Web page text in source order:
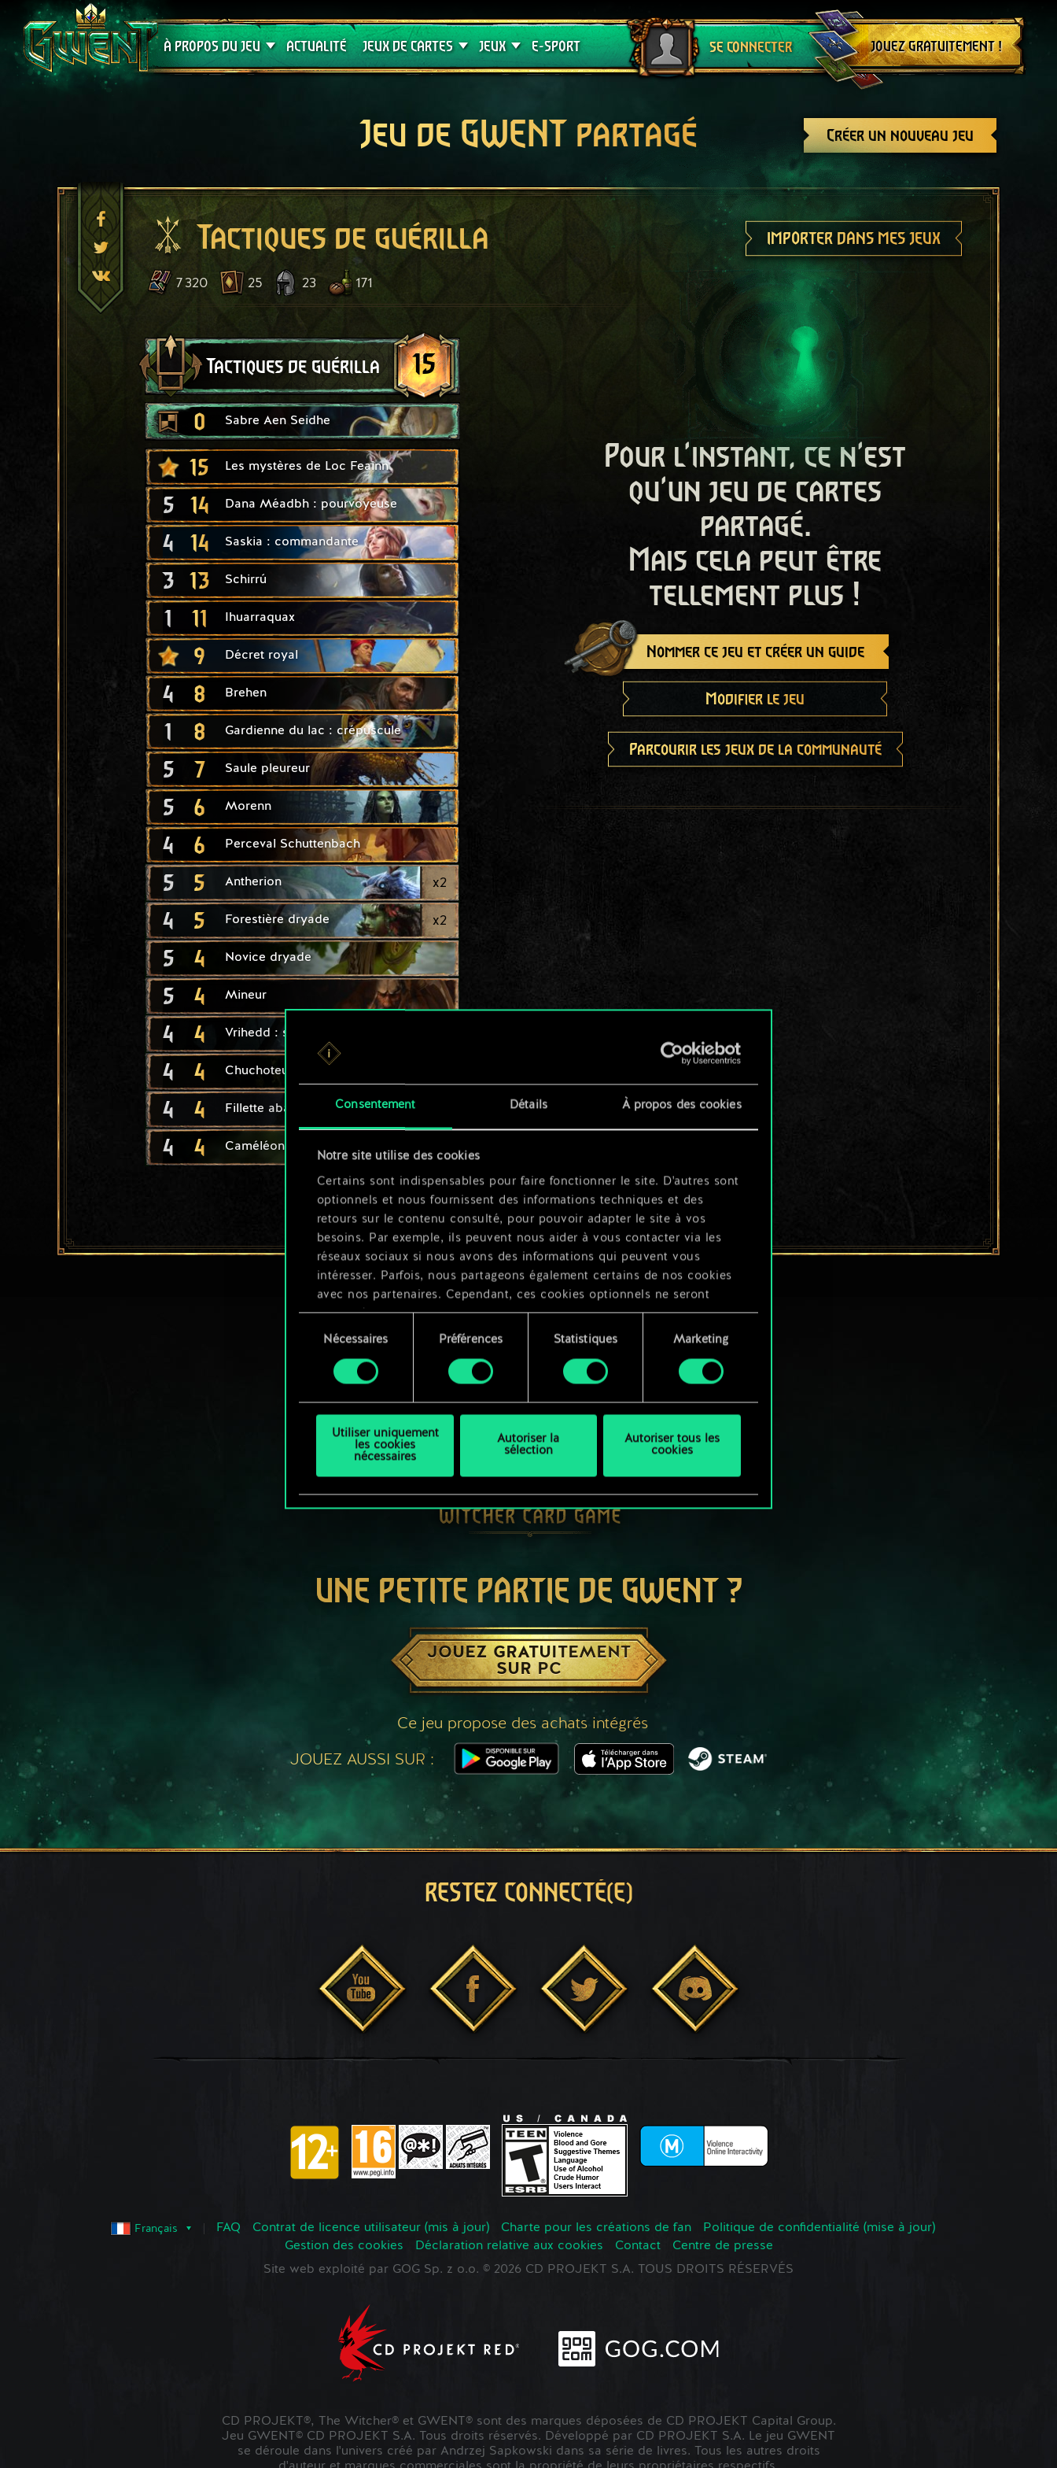
Consentement Détails À propos des cookies
Notre site utilise des cookies
Certains sont indispensables pour faire fonctionner le site. D'autres sont
optionnels et nous fournissent des informations techniques et des
retours sur le contenu consulté, pour pouvoir adapter le site à vos
besoins. Par exemple, ils peuvent nous aider à vous contacter via les
réseaux sociaux si nous avons des informations qui peuvent vous
intéresser. Parfois, nous partageons également certains de nos cookies
avec nos partenaires. Cependant, ces cookies optionnels ne seront
appliqués qu'avec votre permission.
et modifier vos préférences dans le menu "Paramètres" ci-dessous.
consentement
Nécessaires Préférences Statistiques Marketing
Utiliser uniquement
les cookies
nécessaires
Autoriser la
sélection
Autoriser tous les
cookies
À PROPOS DU JEU
Assistance
ACTUALITÉ JEUX DE CARTES
Crimson Curse
JEUX
Guides de jeux
E-SPORT SE CONNECTER
Se déconnecter
JOUEZ GRATUITEMENT !
Créer un nouveau jeu
Jeu de GWENT partagé
Tactiques de guérilla IMPORTER DANS MES JEUX
7 320 25 23 171
Tactiques de guérilla 15
0 Sabre Aen Seidhe
15 Les mystères de Loc Feainn
5 14 Dana Méadbh : pourvoyeuse
4 14 Saskia : commandante
3 13 Schirrú
1 11 Ihuarraquax
9 Décret royal
4 8 Brehen
1 8 Gardienne du lac : crépuscule
5 7 Saule pleureur
5 6 Morenn
4 6 Perceval Schuttenbach
5 5 Antherion x2
4 5 Forestière dryade x2
5 4 Novice dryade
5 4 Mineur
4 4 Vrihedd : sapeur
4 4 Chuchoteuse de la forêt
4 4 Fillette abandonnée
4 4 Caméléon
Pour l'instant, ce n'est
qu'un jeu de cartes
partagé.
Mais cela peut être
tellement plus !
Nommer ce jeu et créer un guide
Modifier le jeu
Parcourir les jeux de la communauté
UNE PETITE PARTIE DE GWENT ?
JOUEZ GRATUITEMENT
SUR PC
Ce jeu propose des achats intégrés
JOUEZ AUSSI SUR :
RESTEZ CONNECTÉ(E)
Français FAQ Contrat de licence utilisateur (mis à jour) Charte pour les créations de fan
Politique de confidentialité (mise à jour)
Gestion des cookies
Déclaration relative aux cookies Contact
Centre de presse
Site web exploité par GOG Sp. z o.o. © 2026 CD PROJEKT S.A. TOUS DROITS RÉSERVÉS
CD PROJEKT®, The Witcher® et GWENT® sont des marques déposées de CD PROJEKT Capital Group.
Jeu GWENT© CD PROJEKT S.A. Tous droits réservés. Développé par CD PROJEKT S.A. Le jeu GWENT
se déroule dans l'univers créé par Andrzej Sapkowski dans sa série de livres. Tous les autres droits